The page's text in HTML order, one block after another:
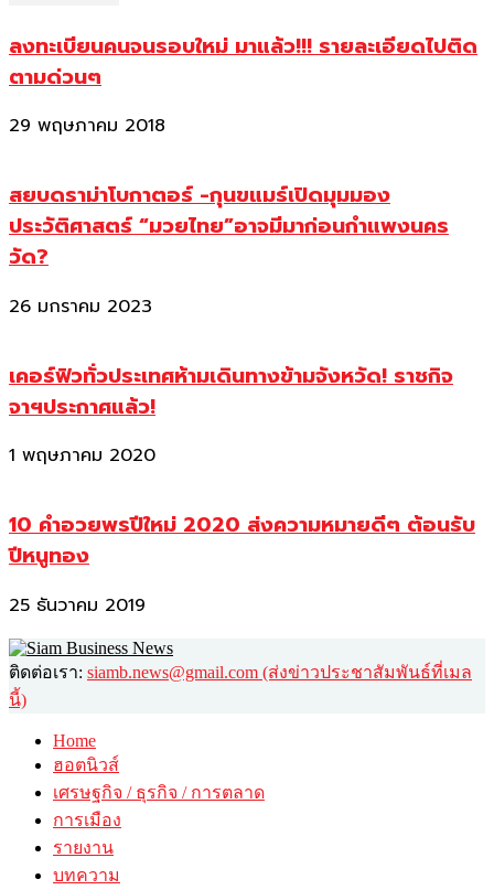
ลงทะเบียนคนจนรอบใหม่ มาแล้ว!!! รายละเอียดไปติด
ตามด่วนๆ
29 พฤษภาคม 2018
สยบดราม่าโบกาตอร์ -กุนขแมร์เปิดมุมมอง
ประวัติศาสตร์ “มวยไทย”อาจมีมาก่อนกำแพงนคร
วัด?
26 มกราคม 2023
เคอร์ฟิวทั่วประเทศห้ามเดินทางข้ามจังหวัด! ราชกิจ
จาฯประกาศแล้ว!
1 พฤษภาคม 2020
10 คำอวยพรปีใหม่ 2020 ส่งความหมายดีๆ ต้อนรับ
ปีหนูทอง
25 ธันวาคม 2019
ติดต่อเรา: siamb.news@gmail.com (ส่งข่าวประชาสัมพันธ์ที่เมล
นี้)
Home
ฮอตนิวส์
เศรษฐกิจ / ธุรกิจ / การตลาด
การเมือง
รายงาน
บทความ